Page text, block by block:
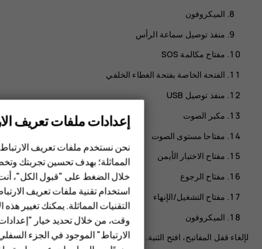
الهواتف الذكية
الهواتف المميزة
الأكسسوارات
HMD Terra M
HMD DUB
الميكروفون
منفذ توصيل سماعة الرأس‬
مفتاح مكالمة SOS‬
الفتحة الخاصة بفتحة الغطاء الخلفي
منفذ توصيل USB
مكبر الصوت‬
‏‫مفتاحا مستوى الصوت
مفتاح الاختيار الأيمن
مفتاح الرجوع
مفتاح التشغيل/الإنهاء
الميكروفون
لإلغاء قفل المفاتيح، افتح الثنية.
إعدادات ملفات تعريف
نحن نستخدم ملفات تعريف
المماثلة؛ بهدف تحسين تجربتك
خلال الضغط على "قبول الكل"،
استخدام تقنية ملفات تعريف
التقنيات المماثلة. يمكنك تغيير
وقت، من خلال تحديد خيار
الارتباط" الموجود في الجزء